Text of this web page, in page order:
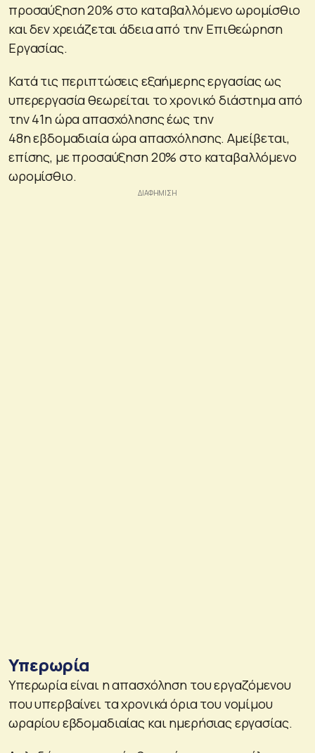
προσαύξηση 20% στο καταβαλλόμενο ωρομίσθιο
και δεν χρειάζεται άδεια από την Επιθεώρηση
Εργασίας.
Κατά τις περιπτώσεις εξαήμερης εργασίας ως
υπερεργασία θεωρείται το χρονικό διάστημα από
την 41η ώρα απασχόλησης έως την
48η εβδομαδιαία ώρα απασχόλησης. Αμείβεται,
επίσης, με προσαύξηση 20% στο καταβαλλόμενο
ωρομίσθιο.
Υπερωρία
Υπερωρία είναι η απασχόληση του εργαζόμενου
που υπερβαίνει τα χρονικά όρια του νομίμου
ωραρίου εβδομαδιαίας και ημερήσιας εργασίας.